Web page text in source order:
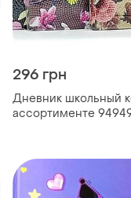
296 грн
Дневник школьный
ассортименте